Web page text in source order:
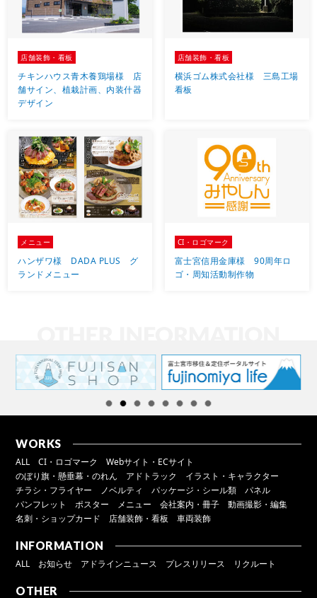
店舗装飾・看板
チキンハウス青木養鶏場様 店
舗サイン、植栽計画、内装什器
デザイン
店舗装飾・看板
横浜ゴム株式会社様 三島工場
看板
メニュー
ハンザワ様 DADA PLUS グ
ランドメニュー
CI・ロゴマーク
富士宮信用金庫様 90周年ロ
ゴ・周知活動制作物
WORKS
ALL CI・ロゴマーク
Webサイト・ECサイト
のぼり旗・懸垂幕・のれん
アドトラック
イラスト・キャラクター
チラシ・フライヤー
ノベルティ パッケージ・シール類
パネル
パンフレット
ポスター メニュー 会社案内・冊子
動画撮影・編集
名刺・ショップカード
店舗装飾・看板 車両装飾
INFORMATION
ALL お知らせ アドラインニュース プレスリリース リクルート
OTHER